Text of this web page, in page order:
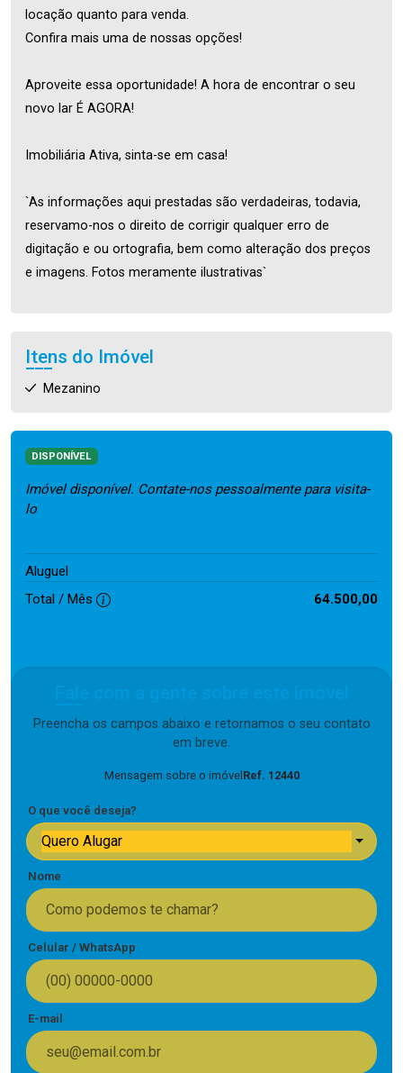
locação quanto para venda.
Confira mais uma de nossas opções!
Aproveite essa oportunidade! A hora de encontrar o seu
novo lar É AGORA!
Imobiliária Ativa, sinta-se em casa!
`As informações aqui prestadas são verdadeiras, todavia,
reservamo-nos o direito de corrigir qualquer erro de
digitação e ou ortografia, bem como alteração dos preços
e imagens. Fotos meramente ilustrativas`
Itens do Imóvel
Mezanino
DISPONÍVEL
Imóvel disponível. Contate-nos pessoalmente para visita-
lo
Aluguel
Total / Mês 64.500,00
Preencha os campos abaixo e retornamos o seu contato
em breve.
Mensagem sobre o imóvelRef. 12440
O que você deseja?
Quero Alugar
Nome
Celular / WhatsApp
E-mail